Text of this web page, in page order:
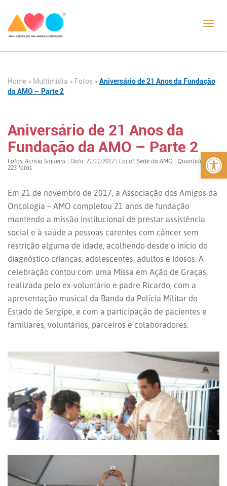
Abrir
Home > Multimídia > Fotos >Aniversário de 21 Anos da Fundação
da AMO – Parte 2
Aniversário de 21 Anos da
Fundação da AMO – Parte 2
Fotos: Acrísia Siqueira | Data: 21/11/2017 | Local: Sede da AMO | Quantidade:
223 fotos
Em 21 de novembro de 2017, a Associação dos Amigos da
Oncologia – AMO completou 21 anos de fundação
mantendo a missão institucional de prestar assistência
social e à saúde a pessoas carentes com câncer sem
restrição alguma de idade, acolhendo desde o início do
diagnóstico crianças, adolescentes, adultos e idosos. A
celebração contou com uma Missa em Ação de Graças,
realizada pelo ex-voluntário e padre Ricardo, com a
apresentação musical da Banda da Polícia Militar do
Estado de Sergipe, e com a participação de pacientes e
familiares, voluntários, parceiros e colaboradores.